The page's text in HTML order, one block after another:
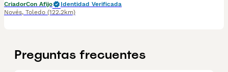
CriadorCon Afijo
Identidad Verificada
Novés, Toledo (122.2km)
Preguntas frecuentes